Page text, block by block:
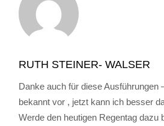
RUTH STEINER- WALSER
Danke auch für diese Ausführungen
bekannt vor , jetzt kann ich besser
Werde den heutigen Regentag dazu